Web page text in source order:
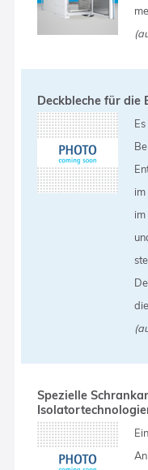
Deckbleche für die
im
Spezielle